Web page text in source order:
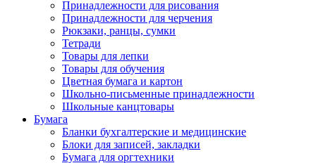
Принадлежности для рисования
Принадлежности для черчения
Рюкзаки, ранцы, сумки
Тетради
Товары для лепки
Товары для обучения
Цветная бумага и картон
Школьно-письменные принадлежности
Школьные канцтовары
Бумага
Бланки бухгалтерские и медицинские
Блоки для записей, закладки
Бумага для оргтехники